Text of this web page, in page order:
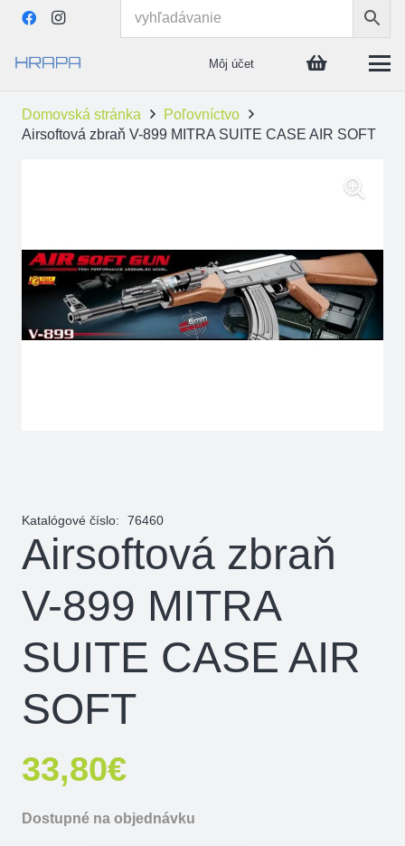
Môj účet
Domovská stránka
Poľovníctvo
Airsoftová zbraň V-899 MITRA SUITE CASE AIR SOFT
Katalógové číslo: 76460
Airsoftová zbraň
V-899 MITRA
SUITE CASE AIR
SOFT
33,80€
Dostupné na objednávku